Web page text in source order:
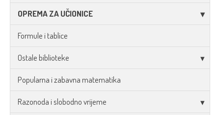
OPREMA ZA UČIONICE
Formule i tablice
Ostale biblioteke
Popularna i zabavna matematika
Razonoda i slobodno vrijeme